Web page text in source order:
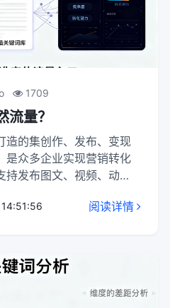
1709
流量？
造的集创作、发布、变现
是众多企业实现营销转化
持发布图文、视频、动
等多平台分发，并被百度
阅读详情